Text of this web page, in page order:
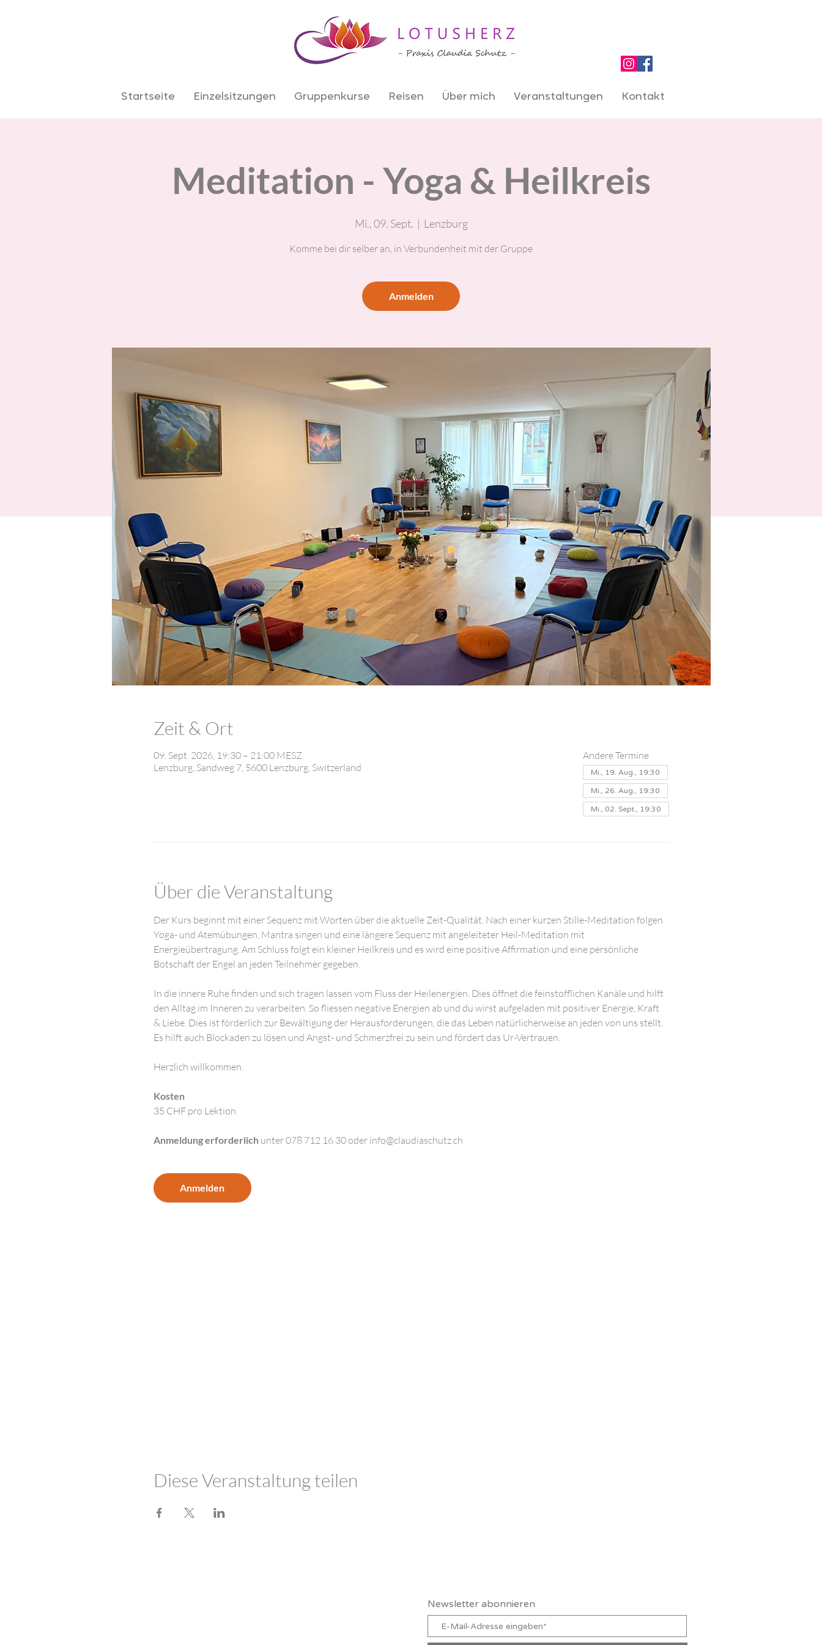
Startseite Einzelsitzungen Gruppenkurse Reisen Über mich Veranstaltungen Kontakt
Meditation - Yoga & Heilkreis
Mi., 09. Sept.
  |
Lenzburg
Komme bei dir selber an, in Verbundenheit mit der Gruppe
Anmelden
Zeit & Ort
09. Sept. 2026, 19:30 – 21:00 MESZ
Lenzburg, Sandweg 7, 5600 Lenzburg, Switzerland
Andere Termine
Mi., 19. Aug., 19:30
Mi., 26. Aug., 19:30
Mi., 02. Sept., 19:30
Über die Veranstaltung
Der Kurs beginnt mit einer Sequenz mit Worten über die aktuelle Zeit-Qualität. Nach einer kurzen Stille-Meditation folgen
Yoga- und Atemübungen, Mantra singen und eine längere Sequenz mit angeleiteter Heil-Meditation mit
Energieübertragung. Am Schluss folgt ein kleiner Heilkreis und es wird eine positive Affirmation und eine persönliche
Botschaft der Engel an jeden Teilnehmer gegeben.
In die innere Ruhe finden und sich tragen lassen vom Fluss der Heilenergien. Dies öffnet die feinstofflichen Kanäle und hilft
den Alltag im Inneren zu verarbeiten. So fliessen negative Energien ab und du wirst aufgeladen mit positiver Energie, Kraft
& Liebe. Dies ist förderlich zur Bewältigung der Herausforderungen, die das Leben natürlicherweise an jeden von uns stellt.
Es hilft auch Blockaden zu lösen und Angst- und Schmerzfrei zu sein und fördert das Ur-Vertrauen.
Herzlich willkommen.
Kosten
35 CHF pro Lektion
Anmeldung erforderlich unter 078 712 16 30 oder info@claudiaschutz.ch
Anmelden
Diese Veranstaltung teilen
Newsletter abonnieren